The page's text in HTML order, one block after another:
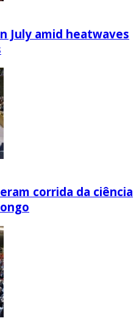
July amid heatwaves
corrida da ciência